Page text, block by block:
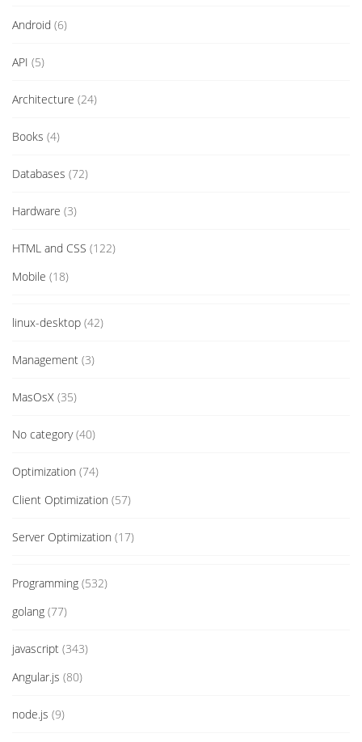
Android (6)
API (5)
Architecture (24)
Books (4)
Databases (72)
Hardware (3)
HTML and CSS (122)
Mobile (18)
linux-desktop (42)
Management (3)
MasOsX (35)
No category(40)
Optimization (74)
Client Optimization (57)
Server Optimization (17)
Programming (532)
golang (77)
javascript (343)
Angular.js (80)
node.js (9)